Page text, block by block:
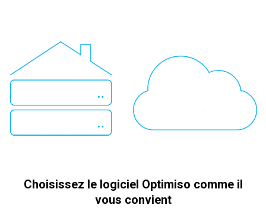
Choisissez le logiciel Optimiso comme il
vous convient